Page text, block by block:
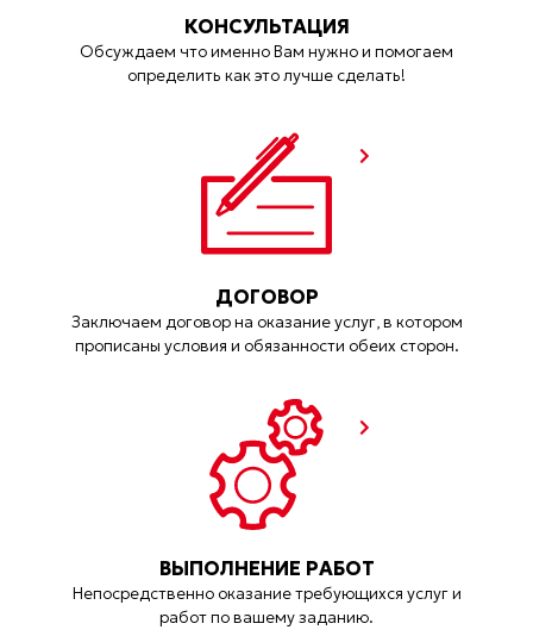
КОНСУЛЬТАЦИЯ
Обсуждаем что именно Вам нужно и помогаем
определить как это лучше сделать!
ДОГОВОР
Заключаем договор на оказание услуг, в котором
прописаны условия и обязанности обеих сторон.
ВЫПОЛНЕНИЕ РАБОТ
Непосредственно оказание требующихся услуг и
работ по вашему заданию.